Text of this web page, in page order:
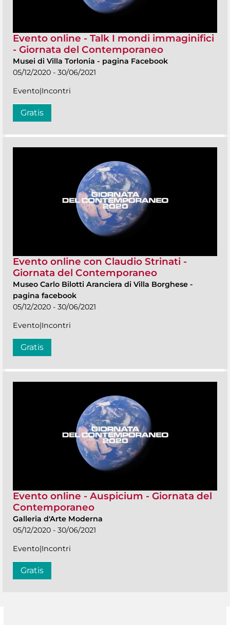
Evento online - Talk I mondi immaginifici
- Giornata del Contemporaneo
Musei di Villa Torlonia - pagina Facebook
05/12/2020 - 30/06/2021
Evento|Incontri
Gratis
Evento online con Claudio Strinati -
Giornata del Contemporaneo
Museo Carlo Bilotti Aranciera di Villa Borghese -
pagina facebook
05/12/2020 - 30/06/2021
Evento|Incontri
Gratis
Evento online - Auspicium - Giornata del
Contemporaneo
Galleria d'Arte Moderna
05/12/2020 - 30/06/2021
Evento|Incontri
Gratis